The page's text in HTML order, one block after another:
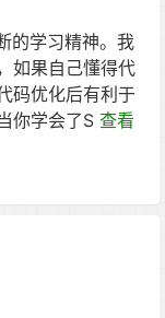
的学习精神。我
如果自己懂得代
码优化后有利于
你学会了S 查看